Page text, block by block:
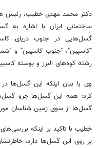
دکتر محمد مهدی خطیب، رئیس
ساختمانی ایران با اشاره
گسل‌هایی در جنوب دریای
"کاسپین"، "جنوب کاسپین" و
رشته کوه‌های البرز و پوسته
وی با بیان اینکه این گسل‌ها در
کرد: همه این گسل‌ها جزو
گسل‌ها از سوی زمین شناسان
خطیب با تاکید بر اینکه
بر روی این گسل‌ها دارد،